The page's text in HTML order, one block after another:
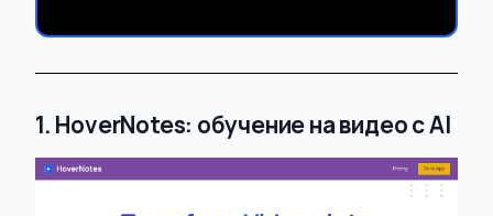
1. HoverNotes: обучение на видео с AI